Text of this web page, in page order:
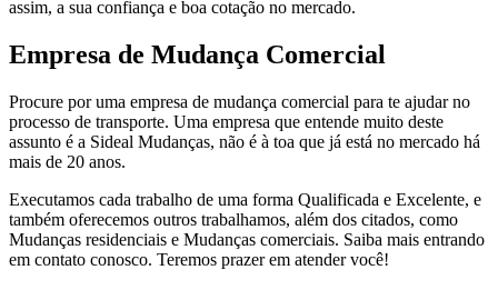
assim, a sua confiança e boa cotação no mercado.
Empresa de Mudança Comercial
Procure por uma empresa de mudança comercial para te ajudar no
processo de transporte. Uma empresa que entende muito deste
assunto é a Sideal Mudanças, não é à toa que já está no mercado há
mais de 20 anos.
Executamos cada trabalho de uma forma Qualificada e Excelente, e
também oferecemos outros trabalhamos, além dos citados, como
Mudanças residenciais e Mudanças comerciais. Saiba mais entrando
em contato conosco. Teremos prazer em atender você!